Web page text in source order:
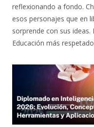
reflexionando a fondo.
esos personajes que en
sorprende con sus
Educación más